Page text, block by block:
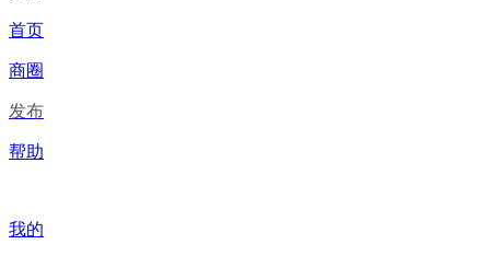
首页
商圈
发布
帮助
我的